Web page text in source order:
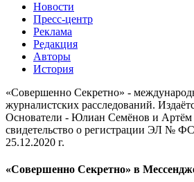
Новости
Пресс-центр
Реклама
Редакция
Авторы
История
«Совершенно Секретно» -
журналистских расследований.
Основатели - Юлиан Семёнов и
свидетельство о регистрации ЭЛ №
25.12.2020 г.
«Совершенно Секретно» в